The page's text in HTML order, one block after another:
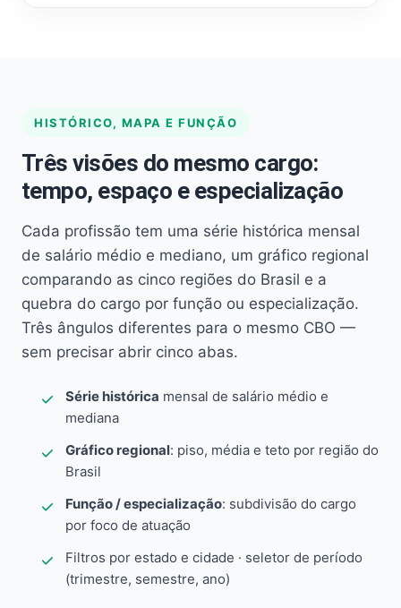
HISTÓRICO, MAPA E FUNÇÃO
Três visões do mesmo cargo:
tempo, espaço e especialização
Cada profissão tem uma série histórica mensal
de salário médio e mediano, um gráfico regional
comparando as cinco regiões do Brasil e a
quebra do cargo por função ou especialização.
Três ângulos diferentes para o mesmo CBO —
sem precisar abrir cinco abas.
Série histórica mensal de salário médio e
mediana
Gráfico regional: piso, média e teto por região do
Brasil
Função / especialização: subdivisão do cargo
por foco de atuação
Filtros por estado e cidade · seletor de período
(trimestre, semestre, ano)